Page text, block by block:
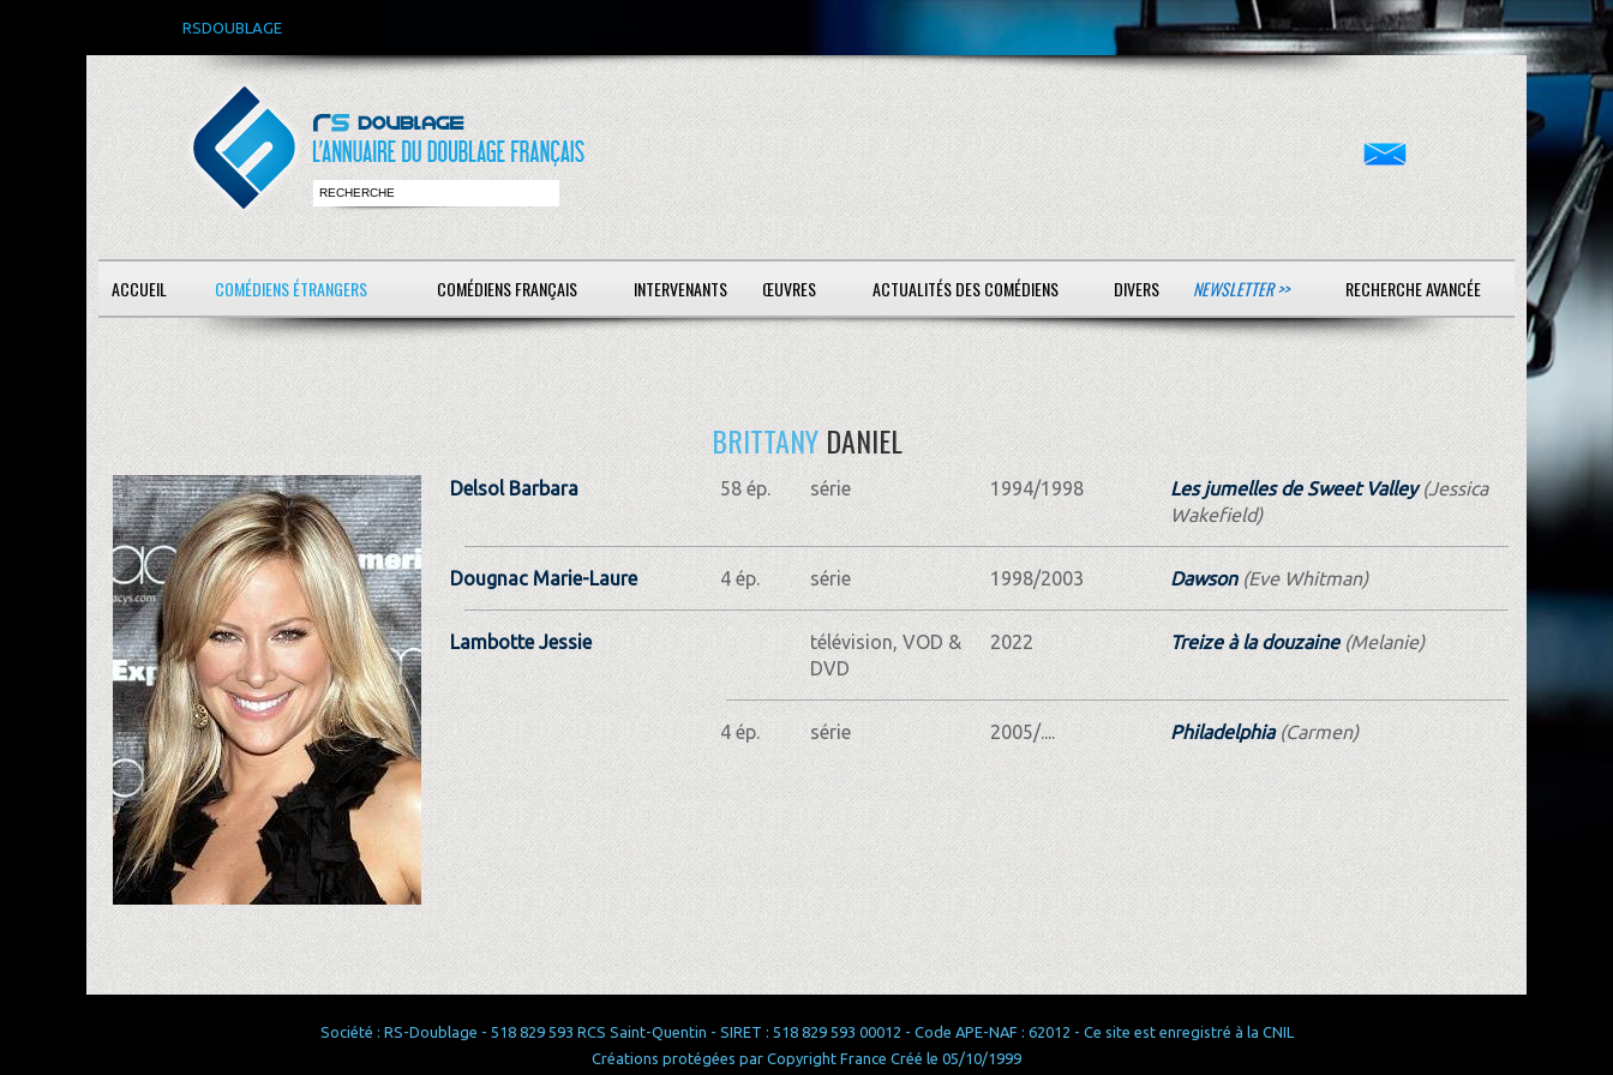
RSDOUBLAGE
ACCUEIL COMÉDIENS ÉTRANGERS COMÉDIENS FRANÇAIS INTERVENANTS ŒUVRES ACTUALITÉS DES COMÉDIENS DIVERS NEWSLETTER >> RECHERCHE AVANCÉE
BRITTANYDANIEL
Delsol Barbara 58 ép. série 1994/1998 Les jumelles de Sweet Valley(Jessica
Wakefield)
Dougnac Marie-Laure 4 ép. série 1998/2003 Dawson(Eve Whitman)
Lambotte Jessie
télévision, VOD &
DVD
2022 Treize à la douzaine(Melanie)
4 ép. série 2005/.... Philadelphia(Carmen)
Société : RS-Doublage - 518 829 593 RCS Saint-Quentin - SIRET : 518 829 593 00012 - Code APE-NAF : 62012 - Ce site est enregistré à la CNIL
Créations protégées par Copyright France Créé le 05/10/1999